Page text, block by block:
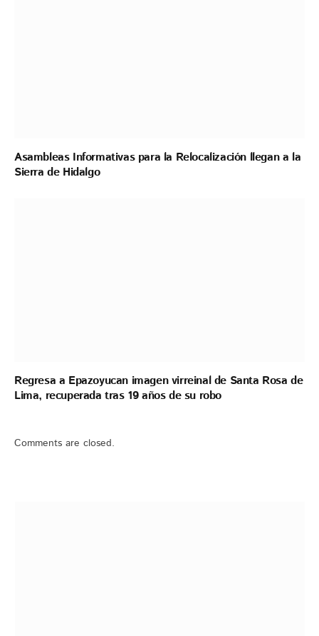
Asambleas Informativas para la Relocalización llegan a la
Sierra de Hidalgo
Regresa a Epazoyucan imagen virreinal de Santa Rosa de
Lima, recuperada tras 19 años de su robo
Comments are closed.